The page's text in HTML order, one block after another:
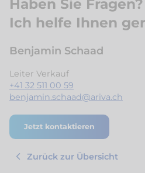
Haben Sie Fragen?
Ich helfe Ihnen
Benjamin Schaad
Leiter Verkauf
+41 32 511 00 59
benjamin.schaad@ariva.ch
Jetzt kontaktieren
Zurück zur Übersicht